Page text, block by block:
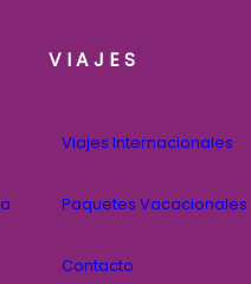
VIAJES
Viajes Internacionales
Paquetes Vacacionales
Contacto